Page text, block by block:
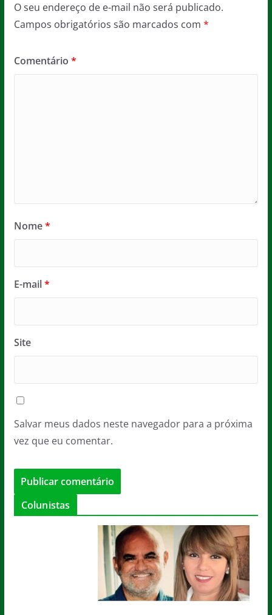
O seu endereço de e-mail não será publicado.
Campos obrigatórios são marcados com *
Comentário *
Nome*
E-mail*
Site
Salvar meus dados neste navegador para a próxima
vez que eu comentar.
Colunistas